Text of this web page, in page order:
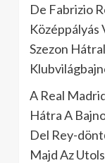
De Fabrizio
Középpályás
Szezon
A Real
Hátra A
Del Rey-
Majd Az